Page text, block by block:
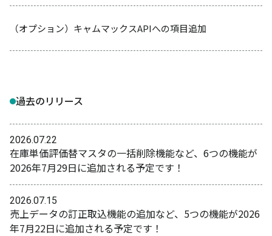
（オプション）キャムマックスAPIへの項目追加
過去のリリース
2026.07.22
在庫単価評価替マスタの一括削除機能など、6つの機能が
2026年7月29日に追加される予定です！
2026.07.15
売上データの訂正取込機能の追加など、5つの機能が2026
年7月22日に追加される予定です！